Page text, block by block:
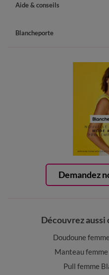
Demandez
Aide & conseils
Blancheporte
Découvrez
Doudoune
Manteau
Pull femme